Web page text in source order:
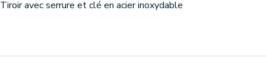
Tiroir avec serrure et clé en acier inoxydable